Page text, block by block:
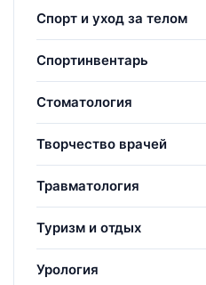
Спорт и уход за телом
Спортинвентарь
Стоматология
Творчество врачей
Травматология
Туризм и отдых
Урология